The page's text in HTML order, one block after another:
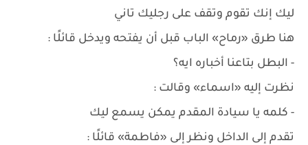
ليك إنك تقوم وتقف على رجليك تاني
هنا طرق «رماح» الباب قبل أن يفتحه ويدخل قائلًا :
- البطل بتاعنا أخباره ايه؟
نظرت إليه «اسماء» وقالت :
- كلمه يا سيادة المقدم يمكن يسمع ليك
تقدم إلى الداخل ونظر إلى «فاطمة» قائلًا :